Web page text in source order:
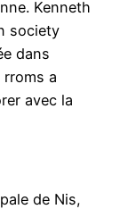
Kenneth
society
dans
rroms a
avec la
de Nis,